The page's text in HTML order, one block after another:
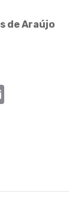
de Araújo